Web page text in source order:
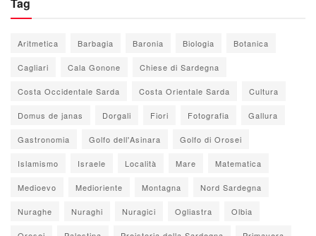
Tag
Aritmetica Barbagia Baronia Biologia Botanica
Cagliari Cala Gonone Chiese di Sardegna
Costa Occidentale Sarda Costa Orientale Sarda Cultura
Domus de janas Dorgali Fiori Fotografia Gallura
Gastronomia Golfo dell'Asinara Golfo di Orosei
Islamismo Israele Località Mare Matematica
Medioevo Medioriente Montagna Nord Sardegna
Nuraghe Nuraghi Nuragici Ogliastra Olbia